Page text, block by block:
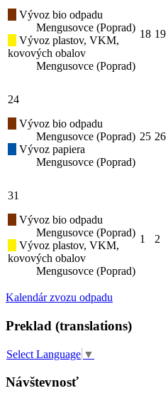
Vývoz bio odpadu
Mengusovce (Poprad)
Vývoz plastov, VKM,
kovových obalov
Mengusovce (Poprad)
18 19
24
Vývoz bio odpadu
Mengusovce (Poprad)
Vývoz papiera
Mengusovce (Poprad)
25 26
31
Vývoz bio odpadu
Mengusovce (Poprad)
Vývoz plastov, VKM,
kovových obalov
Mengusovce (Poprad)
1 2
Kalendár zvozu odpadu
Preklad (translations)
Select Language ▼
Návštevnosť